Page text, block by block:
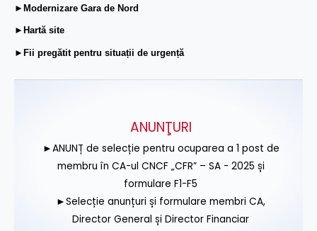
►Modernizare Gara de Nord
►Hartă site
►Fii pregătit pentru situații de urgență
ANUNŢURI
►ANUNȚ de selecție pentru ocuparea a 1 post de
membru în CA-ul CNCF „CFR” – SA - 2025 și
formulare F1-F5
►Selecție anunțuri și formulare membri CA,
Director General și Director Financiar